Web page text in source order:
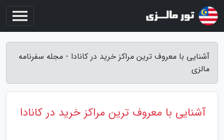
آشنایی با معروف ترین مراکز خرید در کانادا - مجله سفرنامه
مالزی
آشنایی با معروف ترین مراکز خرید در کانادا